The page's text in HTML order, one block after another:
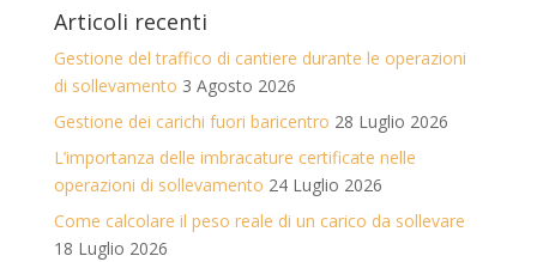
Articoli recenti
Gestione del traffico di cantiere durante le operazioni
di sollevamento 3 Agosto 2026
Gestione dei carichi fuori baricentro 28 Luglio 2026
L’importanza delle imbracature certificate nelle
operazioni di sollevamento 24 Luglio 2026
Come calcolare il peso reale di un carico da sollevare
18 Luglio 2026